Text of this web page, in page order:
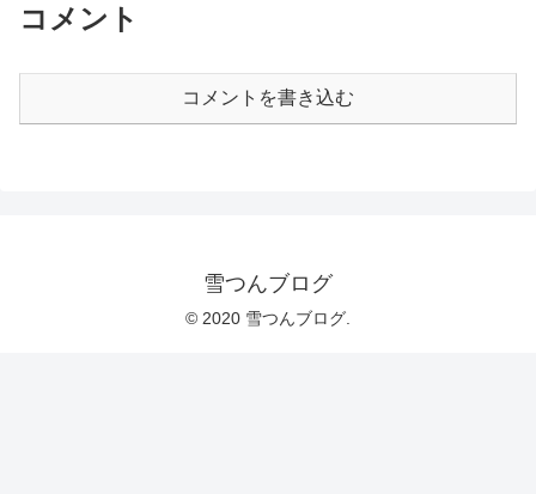
コメント
コメントを書き込む
雪つんブログ
© 2020 雪つんブログ.